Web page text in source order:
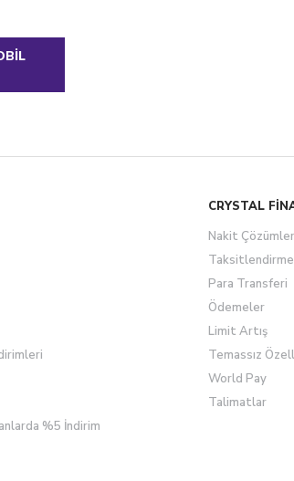
%5 İndirim
CRYSTAL
Nakit Çözümler
Taksitlendirme
Para Transferi
Ödemeler
Limit Artış
Temassız
World Pay
Talimatlar